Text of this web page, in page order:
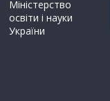
Міністерство
освіти і науки
України